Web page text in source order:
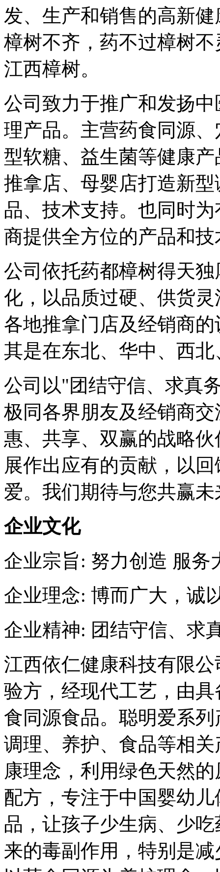
发、生产和销售的高新
樟树不齐，药不过樟树
江西樟树。
公司致力于推广和发扬
理产品。主营药食同源
型软糖、益生菌等健康
推拿店、母婴店打造新
品、技术支持。也同时
商提供全方位的产品和
公司依托药都樟树得天
化，以品质过硬、供货
各地推拿门店及经销商
其是在东北、华中、西
公司以"团结守信、求真
极同各界朋友及经销商
惠、共享、双赢的战略
展作出应有的贡献，以
爱。我们期待与您共赢未
企业文化
企业宗旨: 努力创造 服务
企业理念: 博而广大，诚
企业精神: 团结守信、求
江西依仁健康科技有限
验方，经现代工艺，由
食同源食品。聪明爱系
调理、养护、食品等相
康理念，利用绿色天然
配方，专注于中国婴幼
品，让孩子少生病、少
来的毒副作用，特别是